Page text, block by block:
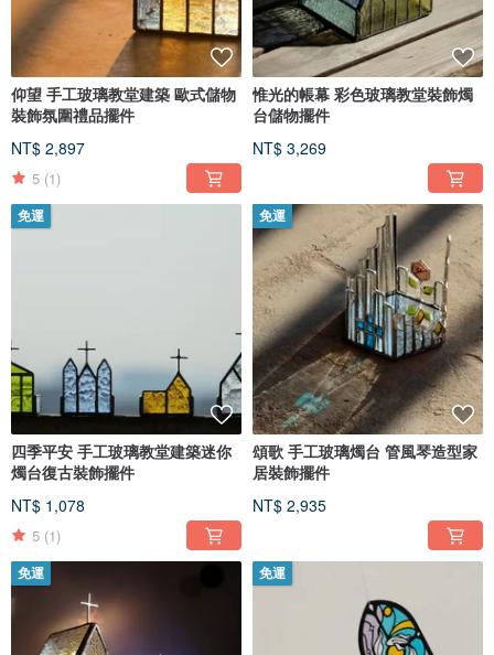
仰望 手工玻璃教堂建築 歐式儲物
裝飾氛圍禮品擺件
NT$ 2,897
5 (1)
惟光的帳幕 彩色玻璃教堂裝飾燭
台儲物擺件
NT$ 3,269
免運
四季平安 手工玻璃教堂建築迷你
燭台復古裝飾擺件
NT$ 1,078
5 (1)
免運
頌歌 手工玻璃燭台 管風琴造型家
居裝飾擺件
NT$ 2,935
免運 免運